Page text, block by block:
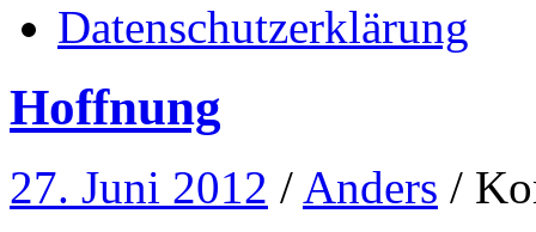
Datenschutzerklärung
Hoffnung
27. Juni 2012 / Anders /